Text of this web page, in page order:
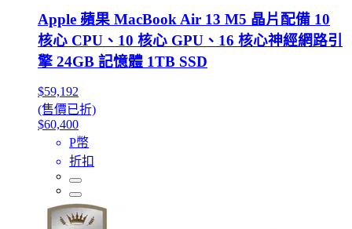
Apple 蘋果 MacBook Air 13 M5 晶片配備 10
核心 CPU、10 核心 GPU、16 核心神經網路引
擎 24GB 記憶體 1TB SSD
$59,192
(售價已折)
$60,400
P幣
折扣